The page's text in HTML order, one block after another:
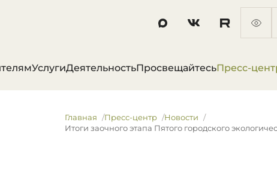
УслугиДеятельностьПросвещайтесьПресс-
Главная Пресс-центр
Новости
​Итоги заочного этапа Пятого городского